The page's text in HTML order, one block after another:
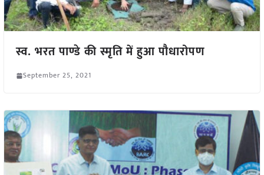
स्व. भरत पाण्डे की स्मृति में हुआ पौधारोपण
September 25, 2021